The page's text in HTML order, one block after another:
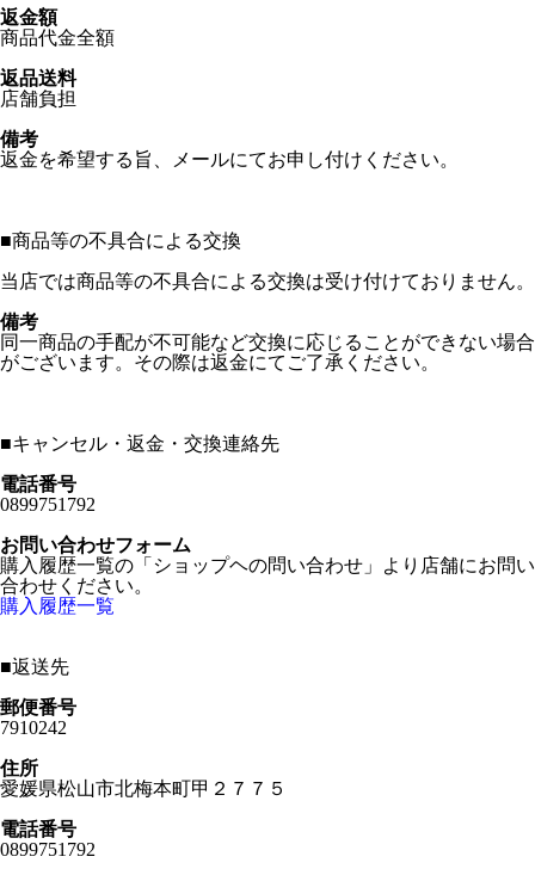
返金額
商品代金全額
返品送料
店舗負担
備考
返金を希望する旨、メールにてお申し付けください。
■商品等の不具合による交換
当店では商品等の不具合による交換は受け付けておりません。
備考
同一商品の手配が不可能など交換に応じることができない場合
がございます。その際は返金にてご了承ください。
■キャンセル・返金・交換連絡先
電話番号
0899751792
お問い合わせフォーム
購入履歴一覧の「ショップヘの問い合わせ」より店舗にお問い
合わせください。
購入履歴一覧
■返送先
郵便番号
7910242
住所
愛媛県松山市北梅本町甲２７７５
電話番号
0899751792